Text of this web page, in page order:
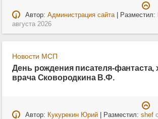
Автор: Администрация сайта| Разместил:
августа 2026
Новости МСП
День рождения писателя-фантаста,
врача Сковородкина В.Ф.
Автор: Кукурекин Юрий| Разместил: shef